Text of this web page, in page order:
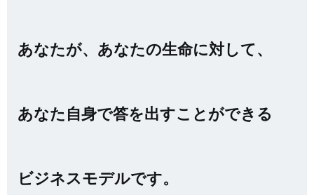
あなたが、あなたの生命に対して、
あなた自身で答を出すことができる
ビジネスモデルです。